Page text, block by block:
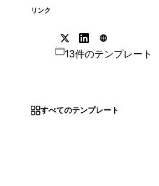
リンク
13件のテンプレート
すべてのテンプレート